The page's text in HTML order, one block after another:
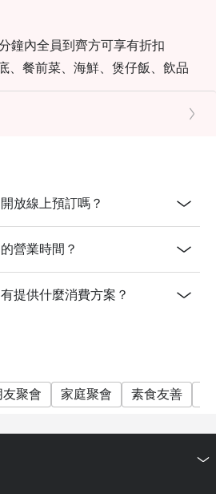
鐘內全員到齊方可享有折扣
、餐前菜、海鮮、煲仔飯、飲品
料，不可與餐廳其他推廣優惠及
適用於外賣服務、或特別推廣優
算
位(折扣後)(於餐牌上列明)
或其他產品，不可轉售或贈予他
均視乎實際情況而定
廳保留最終決定權
放線上預訂嗎？
營業時間？
提供什麼消費方案？
友聚會 家庭聚會 素食友善